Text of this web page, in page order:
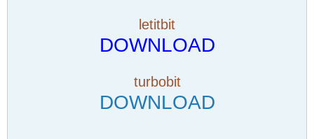
letitbit
DOWNLOAD
turbobit
DOWNLOAD